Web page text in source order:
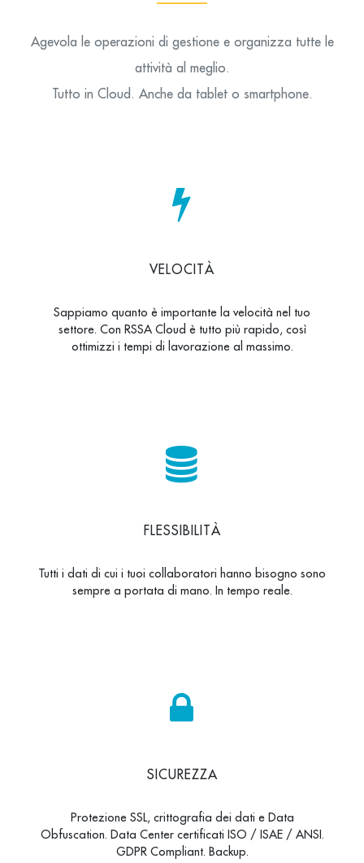
Agevola le operazioni di gestione e organizza tutte le
attività al meglio.
Tutto in Cloud. Anche da tablet o smartphone.
VELOCITÀ
Sappiamo quanto è importante la velocità nel tuo
settore. Con RSSA Cloud è tutto più rapido, così
ottimizzi i tempi di lavorazione al massimo.
FLESSIBILITÀ
Tutti i dati di cui i tuoi collaboratori hanno bisogno sono
sempre a portata di mano. In tempo reale.
SICUREZZA
Protezione SSL, crittografia dei dati e Data
Obfuscation. Data Center certificati ISO / ISAE / ANSI.
GDPR Compliant. Backup.